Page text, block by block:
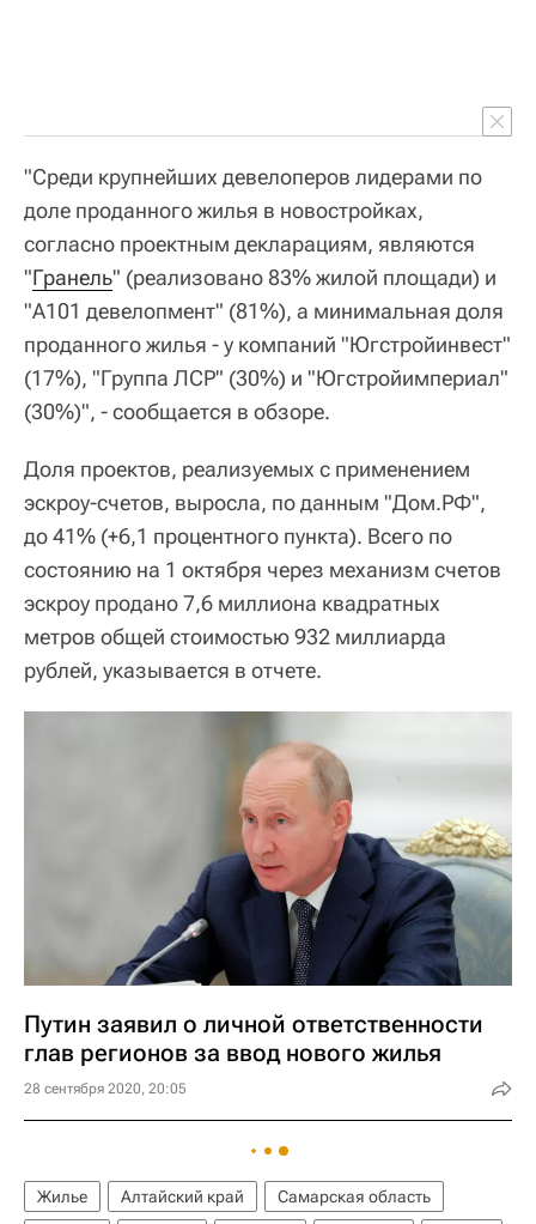
"Среди крупнейших девелоперов лидерами по
доле проданного жилья в новостройках,
согласно проектным декларациям, являются
"Гранель" (реализовано 83% жилой площади) и
"А101 девелопмент" (81%), а минимальная доля
проданного жилья - у компаний "Югстройинвест"
(17%), "Группа ЛСР" (30%) и "Югстройимпериал"
(30%)", - сообщается в обзоре.
Доля проектов, реализуемых с применением
эскроу-счетов, выросла, по данным "Дом.РФ",
до 41% (+6,1 процентного пункта). Всего по
состоянию на 1 октября через механизм счетов
эскроу продано 7,6 миллиона квадратных
метров общей стоимостью 932 миллиарда
рублей, указывается в отчете.
Путин заявил о личной ответственности
глав регионов за ввод нового жилья
28 сентября 2020, 20:05
Жилье Алтайский край
Самарская область